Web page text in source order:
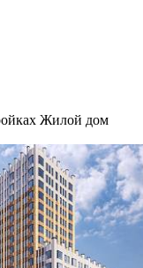
Жилой дом